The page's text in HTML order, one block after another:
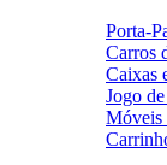
Porta-
Carros
Caixas
Jogo
Móveis